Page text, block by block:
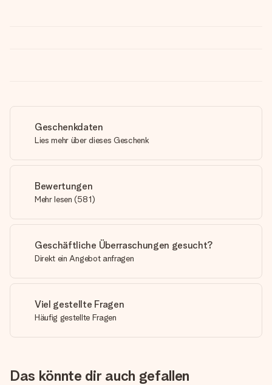
Geschenkdaten
Lies mehr über dieses Geschenk
Bewertungen
Mehr lesen (581)
Geschäftliche Überraschungen gesucht?
Direkt ein Angebot anfragen
Viel gestellte Fragen
Häufig gestellte Fragen
Das könnte dir auch gefallen